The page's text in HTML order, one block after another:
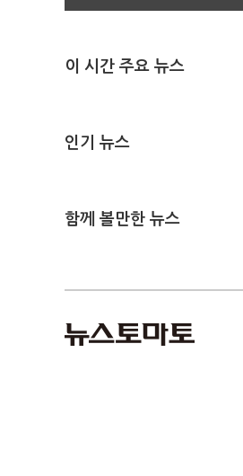
이 시간 주요 뉴스
인기 뉴스
함께 볼만한 뉴스